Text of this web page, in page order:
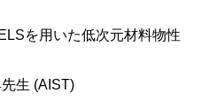
を用いた低次元材料物性